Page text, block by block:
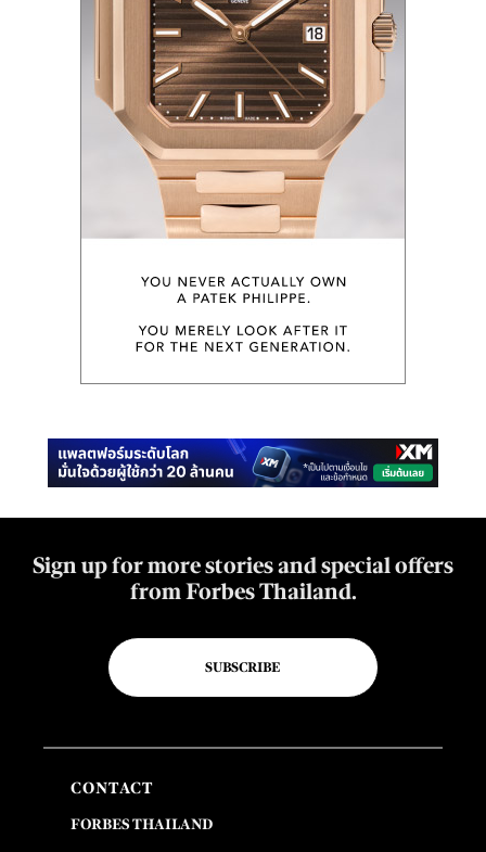
Sign up for more stories and special offers
from Forbes Thailand.
SUBSCRIBE
CONTACT
FORBES THAILAND